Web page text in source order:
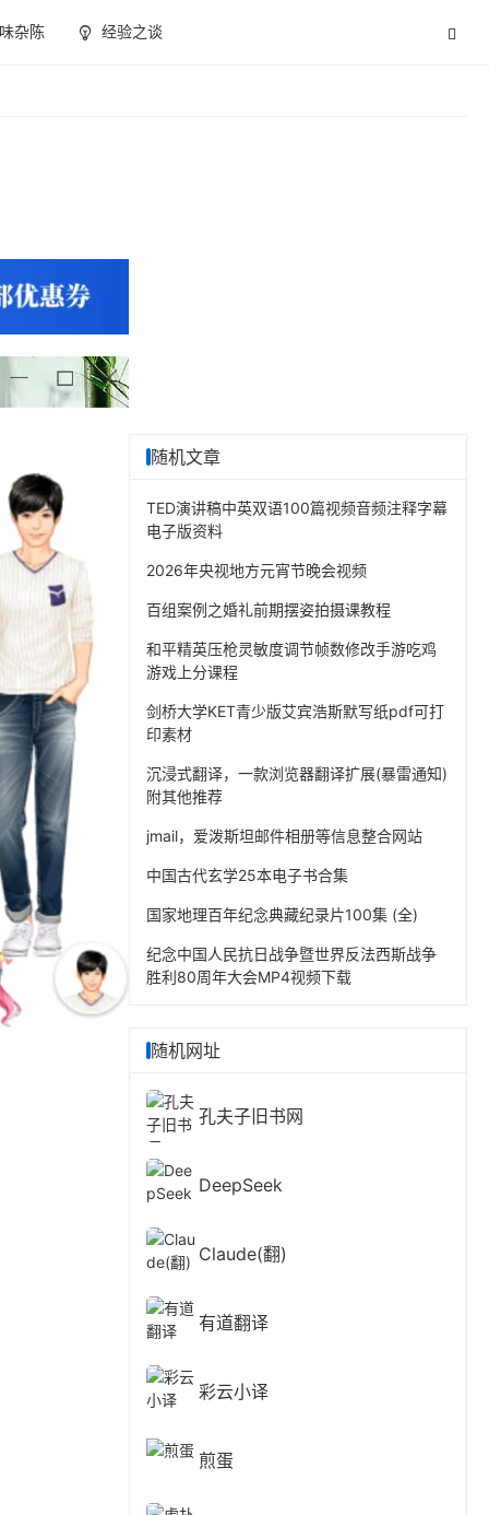
杂陈 经验之谈
随机文章
TED演讲稿中英双语100篇视频音频注释字幕
电子版资料
2026年央视地方元宵节晚会视频
百组案例之婚礼前期摆姿拍摄课教程
和平精英压枪灵敏度调节帧数修改手游吃鸡
游戏上分课程
剑桥大学KET青少版艾宾浩斯默写纸pdf可打
印素材
沉浸式翻译，一款浏览器翻译扩展(暴雷通知)
附其他推荐
jmail，爱泼斯坦邮件相册等信息整合网站
中国古代玄学25本电子书合集
国家地理百年纪念典藏纪录片100集 (全)
纪念中国人民抗日战争暨世界反法西斯战争
胜利80周年大会MP4视频下载
随机网址
孔夫子旧书网
DeepSeek
Claude(翻)
有道翻译
彩云小译
煎蛋